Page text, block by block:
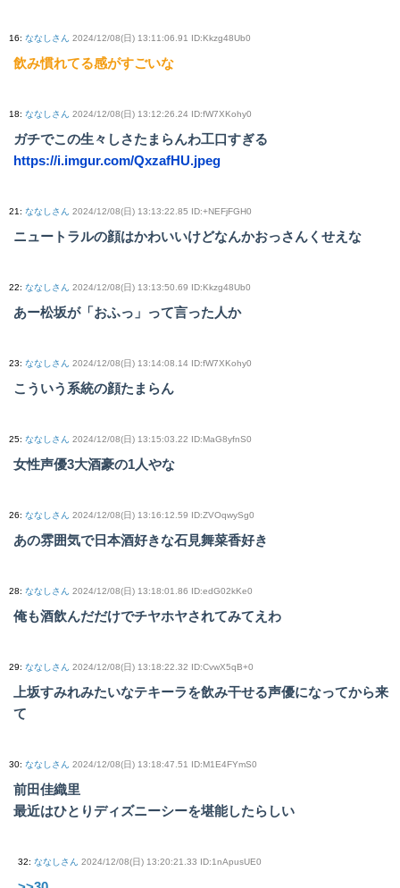
16: ななしさん 2024/12/08(日) 13:11:06.91 ID:Kkzg48Ub0
飲み慣れてる感がすごいな
18: ななしさん 2024/12/08(日) 13:12:26.24 ID:fW7XKohy0
ガチでこの生々しさたまらんわ工口すぎる
https://i.imgur.com/QxzafHU.jpeg
21: ななしさん 2024/12/08(日) 13:13:22.85 ID:+NEFjFGH0
ニュートラルの顔はかわいいけどなんかおっさんくせえな
22: ななしさん 2024/12/08(日) 13:13:50.69 ID:Kkzg48Ub0
あー松坂が「おふっ」って言った人か
23: ななしさん 2024/12/08(日) 13:14:08.14 ID:fW7XKohy0
こういう系統の顔たまらん
25: ななしさん 2024/12/08(日) 13:15:03.22 ID:MaG8yfnS0
女性声優3大酒豪の1人やな
26: ななしさん 2024/12/08(日) 13:16:12.59 ID:ZVOqwySg0
あの雰囲気で日本酒好きな石見舞菜香好き
28: ななしさん 2024/12/08(日) 13:18:01.86 ID:edG02kKe0
俺も酒飲んだだけでチヤホヤされてみてえわ
29: ななしさん 2024/12/08(日) 13:18:22.32 ID:CvwX5qB+0
上坂すみれみたいなテキーラを飲み干せる声優になってから来
て
30: ななしさん 2024/12/08(日) 13:18:47.51 ID:M1E4FYmS0
前田佳織里
最近はひとりディズニーシーを堪能したらしい
32: ななしさん 2024/12/08(日) 13:20:21.33 ID:1nApusUE0